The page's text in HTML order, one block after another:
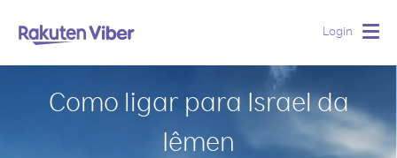
Login
Como ligar para Israel da
Iêmen